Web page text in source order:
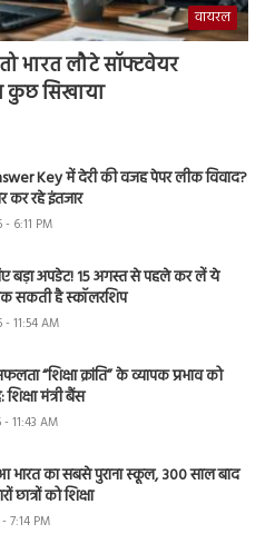
वायरल
भारत लौटे सॉफ्टवेयर
कुछ सिखाया
Key में देरी की वजह पेपर लीक विवाद?
कर रहे इंतजार
6:11 PM
बड़ा अपडेट! 15 अगस्त से पहले कर लें ये
सकती है स्कॉलरशिप
11:54 AM
“शिक्षा क्रांति” के व्यापक प्रभाव को
मंत्री बैंस
11:43 AM
भारत का सबसे पुराना स्कूल, 300 साल बाद
छात्रों को शिक्षा
7:14 PM